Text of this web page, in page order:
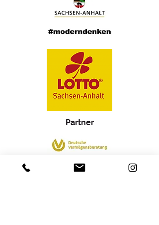
Partner